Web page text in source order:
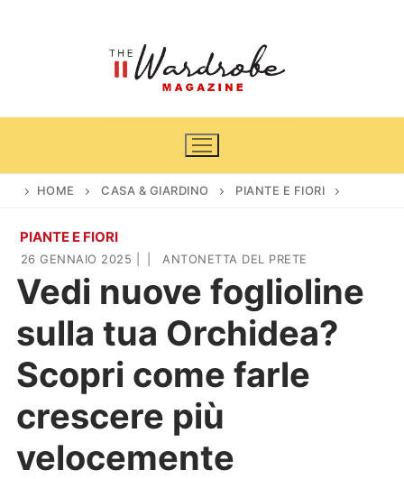
Home
News
Cinema e TV
Casa & Giardino
Arredamento
Piante e fiori
DIY
Lifestyle
Viaggi
HOME CASA & GIARDINO PIANTE E FIORI
PIANTE E FIORI
26 GENNAIO 2025 ANTONETTA DEL PRETE
Vedi nuove foglioline
sulla tua Orchidea?
Scopri come farle
crescere più
velocemente